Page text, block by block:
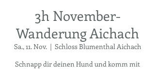
3h November-
Wanderung Aichach
Sa., 11. Nov.
  |
Schloss Blumenthal Aichach
Schnapp dir deinen Hund und komm mit